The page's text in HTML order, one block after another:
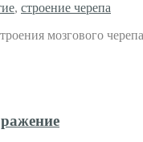
, строение черепа
мозгового